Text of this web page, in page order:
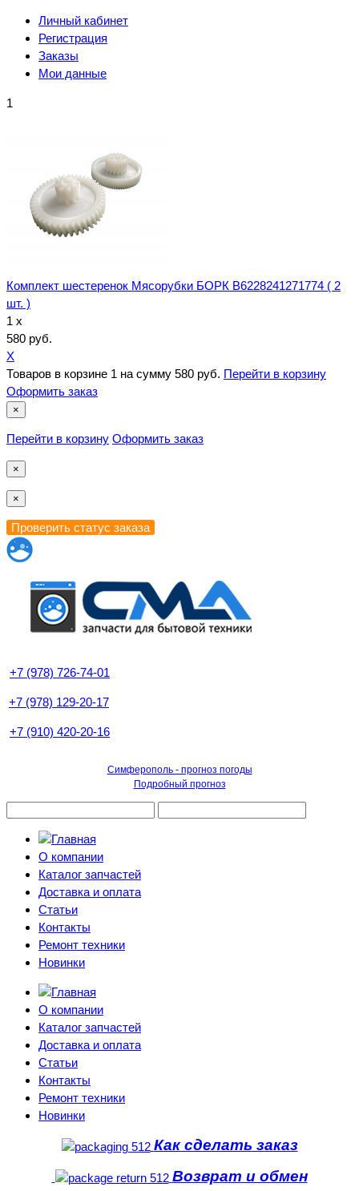
Личный кабинет
Регистрация
Заказы
Мои данные
1
Комплект шестеренок Мясорубки БОРК B6228241271774 ( 2
шт. )
1 x
580 руб.
X
Товаров в корзине 1 на сумму 580 руб. Перейти в корзину
Оформить заказ
×
Перейти в корзину Оформить заказ
×
×
+7 (978) 726-74-01
+7 (978) 129-20-17
+7 (910) 420-20-16
Симферополь - прогноз погоды
Подробный прогноз
О компании
Каталог запчастей
Доставка и оплата
Статьи
Контакты
Ремонт техники
Новинки
О компании
Каталог запчастей
Доставка и оплата
Статьи
Контакты
Ремонт техники
Новинки
Как сделать заказ
Возврат и обмен